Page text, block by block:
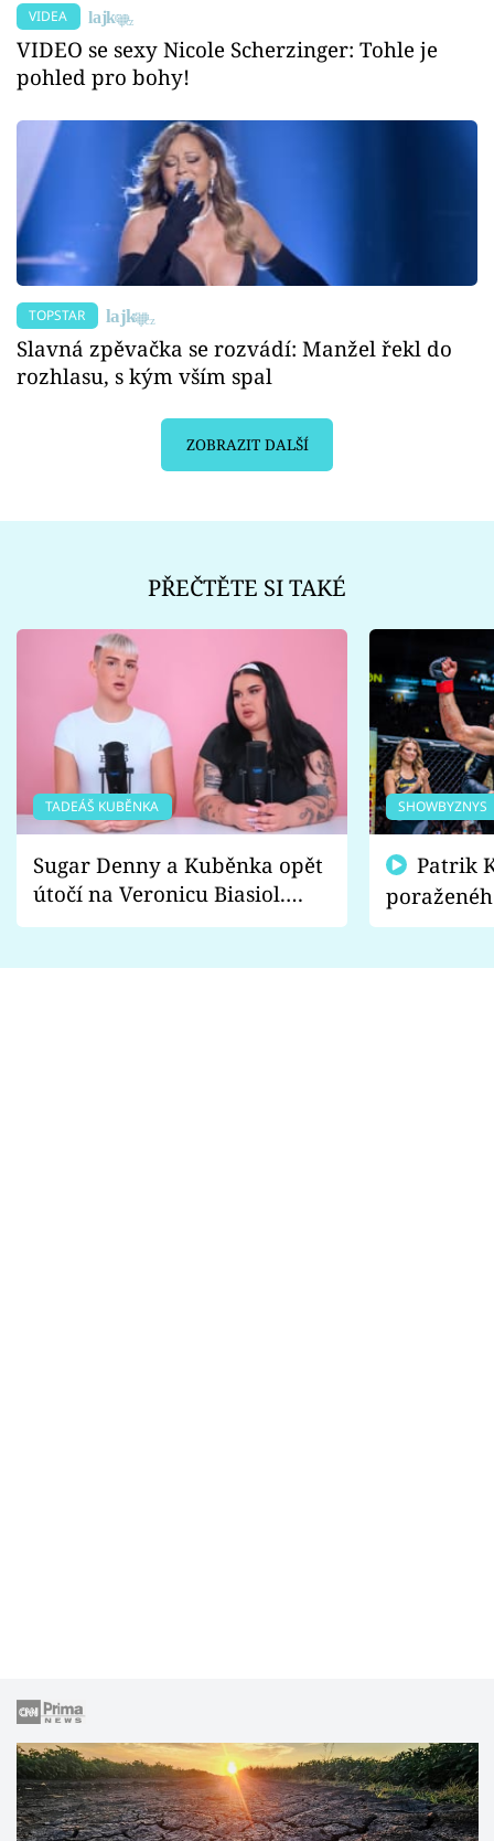
VIDEA
VIDEO se sexy Nicole Scherzinger: Tohle je
pohled pro bohy!
TOPSTAR
Slavná zpěvačka se rozvádí: Manžel řekl do
rozhlasu, s kým vším spal
ZOBRAZIT DALŠÍ
PŘEČTĚTE SI TAKÉ
TADEÁŠ KUBĚNKA
Sugar Denny a Kuběnka opět
útočí na Veronicu Biasiol.
Proč je podle nich falešná a
SHOWBYZNYS
fanoušci